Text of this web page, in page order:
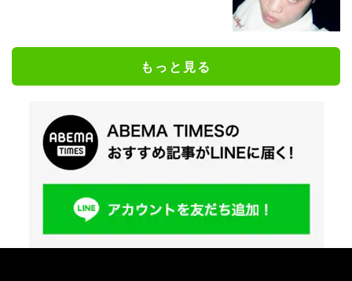
もっと見る